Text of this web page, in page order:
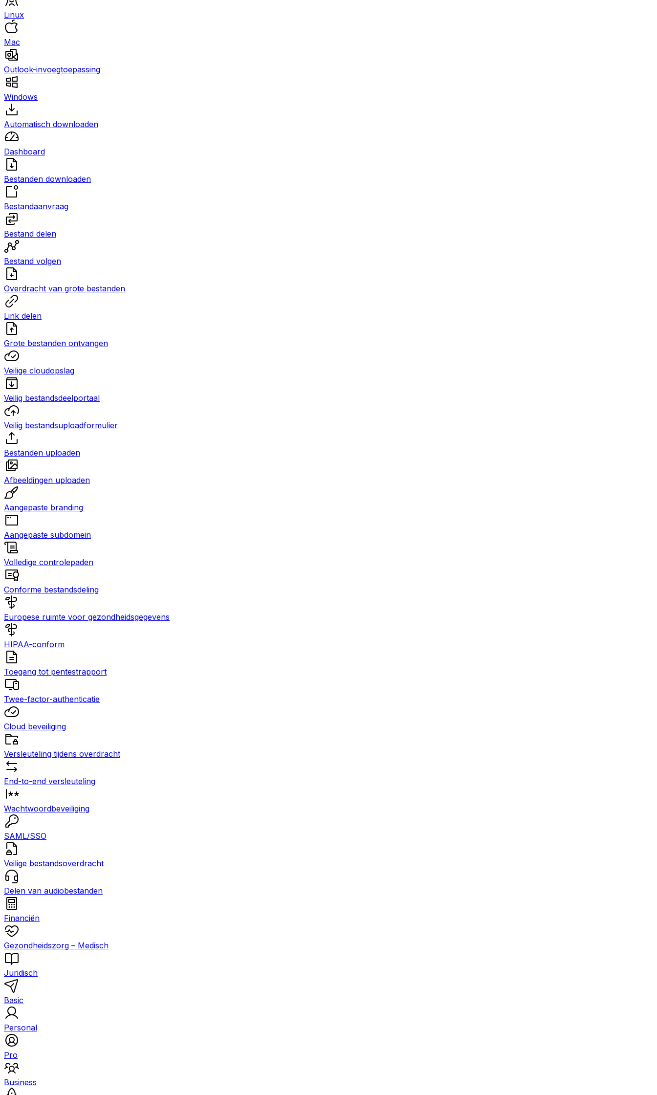
Linux
Mac
Outlook-invoegtoepassing
Windows
Automatisch downloaden
Dashboard
Bestanden downloaden
Bestandaanvraag
Bestand delen
Bestand volgen
Overdracht van grote bestanden
Link delen
Grote bestanden ontvangen
Veilige cloudopslag
Veilig bestandsdeelportaal
Veilig bestandsuploadformulier
Bestanden uploaden
Afbeeldingen uploaden
Aangepaste branding
Aangepaste subdomein
Volledige controlepaden
Conforme bestandsdeling
Europese ruimte voor gezondheidsgegevens
HIPAA-conform
Toegang tot pentestrapport
Twee-factor-authenticatie
Cloud beveiliging
Versleuteling tijdens overdracht
End-to-end versleuteling
Wachtwoordbeveiliging
SAML/SSO
Veilige bestandsoverdracht
Delen van audiobestanden
Financiën
Gezondheidszorg – Medisch
Juridisch
Basic
Personal
Pro
Business